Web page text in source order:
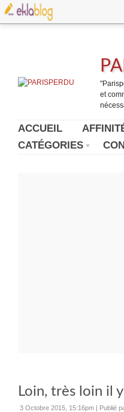
et
ACCUEIL
CATÉGORIES
Loin, très loin il
3 Octobre 2015, 15:16pm | Publié